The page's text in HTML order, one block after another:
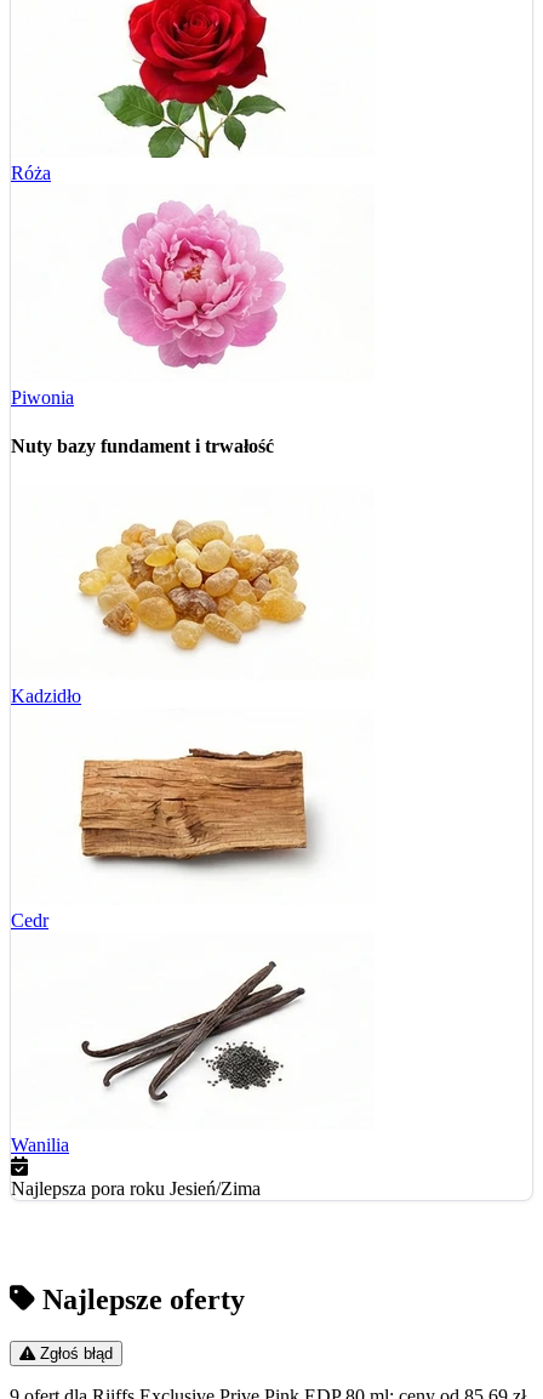
Róża
Piwonia
Nuty bazy fundament i trwałość
Kadzidło
Cedr
Wanilia
Najlepsza pora roku Jesień/Zima
Najlepsze oferty
Zgłoś błąd